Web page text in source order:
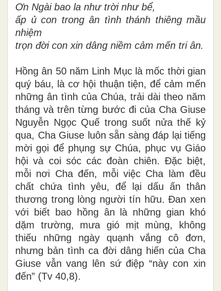
Ơn Ngài bao la như trời như bể,
ấp ủ con trong ân tình thánh thiêng mầu
nhiệm
trọn đời con xin dâng niềm cảm mến tri ân.
Hồng ân 50 năm Linh Mục là mốc thời gian
quý báu, là cơ hội thuận tiện, để cảm mến
những ân tình của Chúa, trải dài theo năm
tháng và trên từng bước đi của Cha Giuse
Nguyễn Ngọc Quế trong suốt nửa thế kỷ
qua, Cha Giuse luôn sẵn sàng đáp lại tiếng
mời gọi để phụng sự Chúa, phục vụ Giáo
hội và coi sóc các đoàn chiên. Đặc biệt,
mỗi nơi Cha đến, mỗi việc Cha làm đều
chất chứa tình yêu, để lại dấu ấn thân
thương trong lòng người tín hữu. Đan xen
với biết bao hồng ân là những gian khó
dặm trường, mưa gió mịt mùng, không
thiếu những ngày quạnh vắng cô đơn,
nhưng bản tình ca đời dâng hiến của Cha
Giuse vẫn vang lên sứ điệp “này con xin
đến” (Tv 40,8).